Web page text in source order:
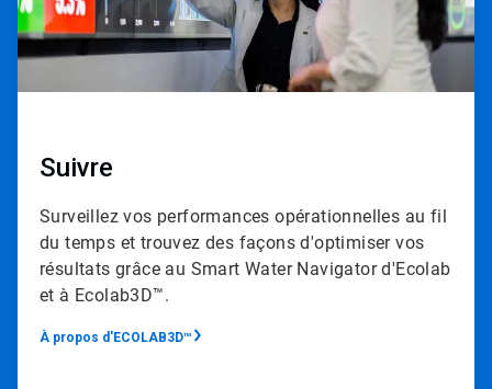
Suivre
Surveillez vos performances opérationnelles au fil
du temps et trouvez des façons d'optimiser vos
résultats grâce au Smart Water Navigator d'Ecolab
et à Ecolab3D™.​​​​​​​
À propos d'ECOLAB3D™